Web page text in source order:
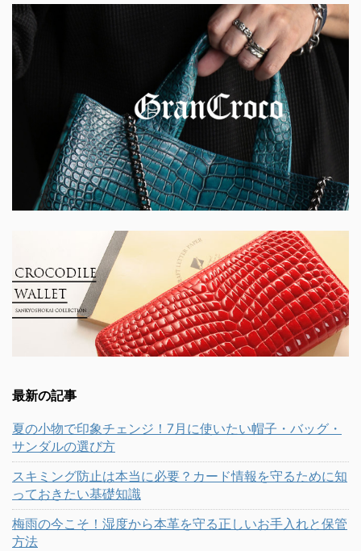
最新の記事
夏の小物で印象チェンジ！7月に使いたい帽子・バッグ・
サンダルの選び方
スキミング防止は本当に必要？カード情報を守るために知
っておきたい基礎知識
梅雨の今こそ！湿度から本革を守る正しいお手入れと保管
方法